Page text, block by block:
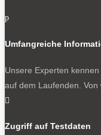
p
Umfangreiche
Unsere Experten
auf dem Laufenden.

Zugriff auf Testdaten